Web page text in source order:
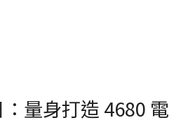
量身打造 4680 電